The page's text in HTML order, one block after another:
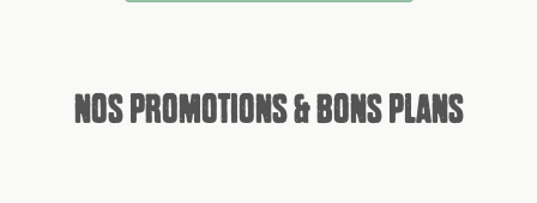
NOS PROMOTIONS & BONS PLANS